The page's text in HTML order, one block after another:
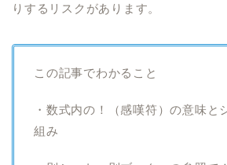
りするリスクがあります。
この記事でわかること
・数式内の！（感嘆符）の意味と
組み